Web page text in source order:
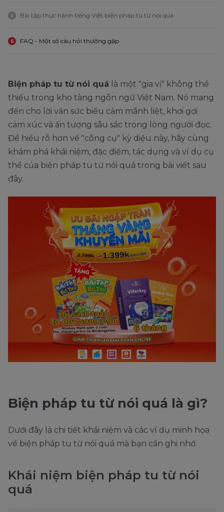
5 Bài tập thực hành tiếng Việt biện pháp tu từ nói quá
6 FAQ - Một số câu hỏi thường gặp
Biện pháp tu từ nói quá là một "gia vị" không thể
thiếu trong kho tàng ngôn ngữ Việt Nam. Nó mang
đến cho lời văn sức biểu cảm mãnh liệt, khơi gợi
cảm xúc và ấn tượng sâu sắc trong lòng người đọc.
Để hiểu rõ hơn về "công cụ" kỳ diệu này, hãy cùng
khám phá khái niệm, đặc điểm, tác dụng và ví dụ cụ
thể của biện pháp tu từ nói quá trong bài viết sau
đây.
Biện pháp tu từ nói quá là gì?
Dưới đây là chi tiết khái niệm và các ví dụ minh họa
về biện pháp tu từ nói quá mà bạn cần ghi nhớ.
Khái niệm biện pháp tu từ nói
quá